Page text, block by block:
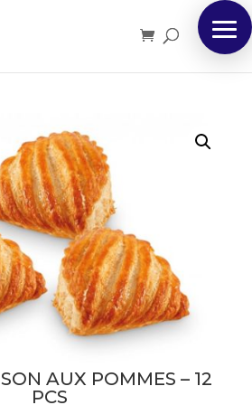
AUX POMMES – 12
PCS